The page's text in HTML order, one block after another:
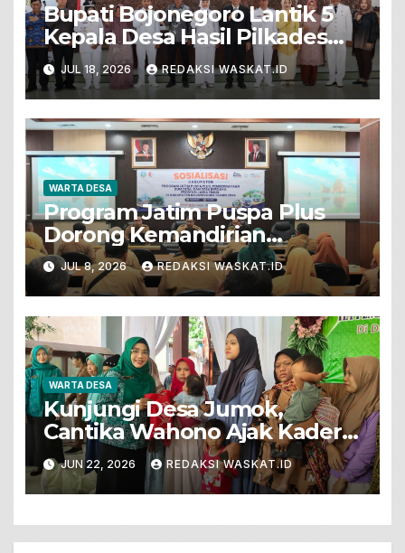
Bupati Bojonegoro Lantik 5
Kepala Desa Hasil Pilkades
Pergantian Antar Waktu
JUL 18, 2026 REDAKSI WASKAT.ID
WARTA DESA
Program Jatim Puspa Plus
Dorong Kemandirian
Ekonomi Desa Dengan
Semangat Kolaborasi
JUL 8, 2026 REDAKSI WASKAT.ID
WARTA DESA
Kunjungi Desa Jumok,
Cantika Wahono Ajak Kader
PKK Wujudkan Keluarga
Sehat Berkualitas
JUN 22, 2026 REDAKSI WASKAT.ID